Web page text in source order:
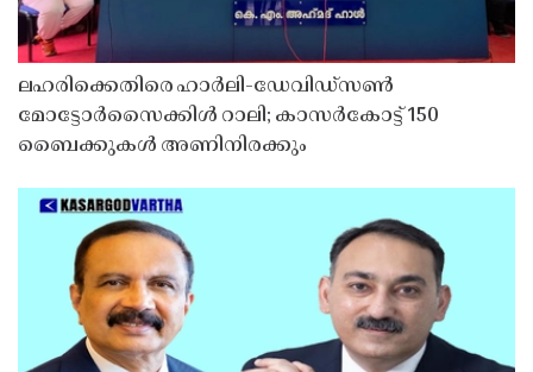
ലഹരിക്കെതിരെ ഹാർലി-ഡേവിഡ്‌സൺ
മോട്ടോർസൈക്കിൾ റാലി; കാസർകോട്ട് 150
ബൈക്കുകൾ അണിനിരക്കും